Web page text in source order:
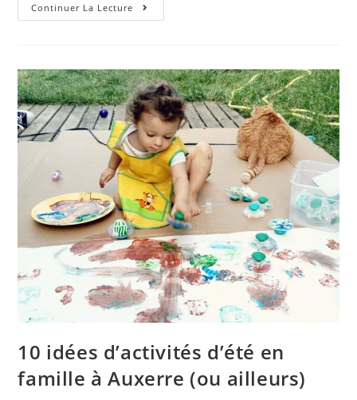
Continuer La Lecture
10 idées d’activités d’été en
famille à Auxerre (ou ailleurs)